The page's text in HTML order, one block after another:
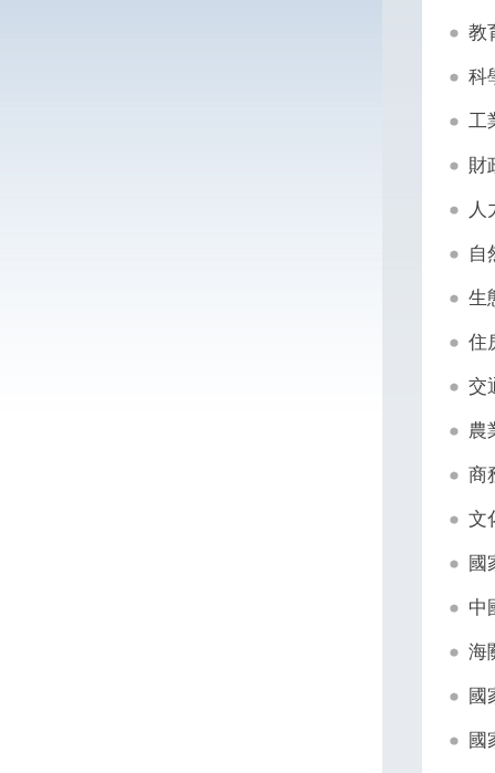
教
科
工
財
人
自
生
住
交
農
商
文
國
中
海
國
國